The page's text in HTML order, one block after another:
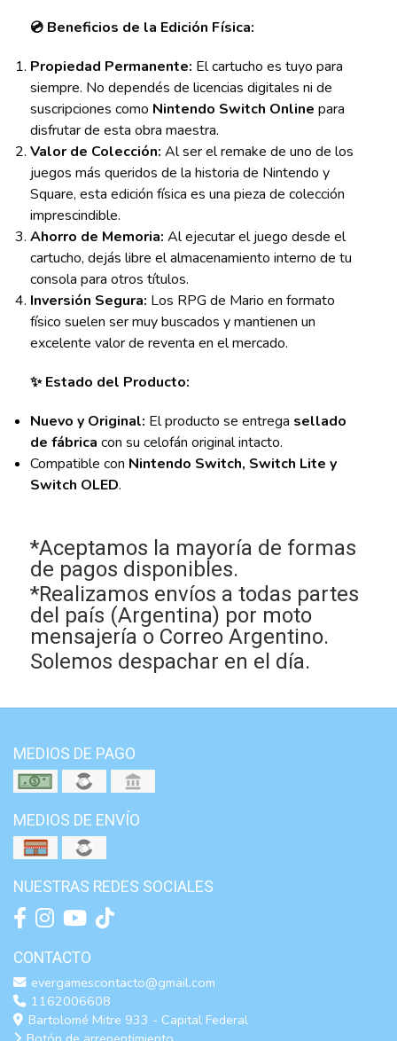
💿 Beneficios de la Edición Física:
Propiedad Permanente: El cartucho es tuyo para
siempre. No dependés de licencias digitales ni de
suscripciones como Nintendo Switch Online para
disfrutar de esta obra maestra.
Valor de Colección: Al ser el remake de uno de los
juegos más queridos de la historia de Nintendo y
Square, esta edición física es una pieza de colección
imprescindible.
Ahorro de Memoria: Al ejecutar el juego desde el
cartucho, dejás libre el almacenamiento interno de tu
consola para otros títulos.
Inversión Segura: Los RPG de Mario en formato
físico suelen ser muy buscados y mantienen un
excelente valor de reventa en el mercado.
✨ Estado del Producto:
Nuevo y Original: El producto se entrega sellado
de fábrica con su celofán original intacto.
Compatible con Nintendo Switch, Switch Lite y
Switch OLED.
*Aceptamos la mayoría de formas
de pagos disponibles.
*Realizamos envíos a todas partes
del país (Argentina) por moto
mensajería o Correo Argentino.
Solemos despachar en el día.
MEDIOS DE PAGO
MEDIOS DE ENVÍO
NUESTRAS REDES SOCIALES
CONTACTO
evergamescontacto@gmail.com
1162006608
Bartolomé Mitre 933 - Capital Federal